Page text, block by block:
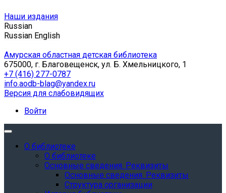
Наши издания
Russian
Russian English
Амурская областная детская библиотека
675000, г. Благовещенск, ул. Б. Хмельницкого, 1
+7 (416) 277-0787
info.aodb-blag@yandex.ru
Версия для слабовидящих
Войти
О библиотеке
О библиотеке
Основные сведения. Реквизиты
Основные сведения. Реквизиты
Структура организации